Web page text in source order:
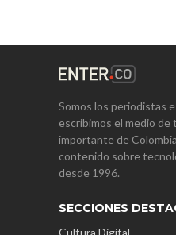
Somos los periodistas
escribimos el medio de
importante de
contenido sobre
desde 1996.
SECCIONES